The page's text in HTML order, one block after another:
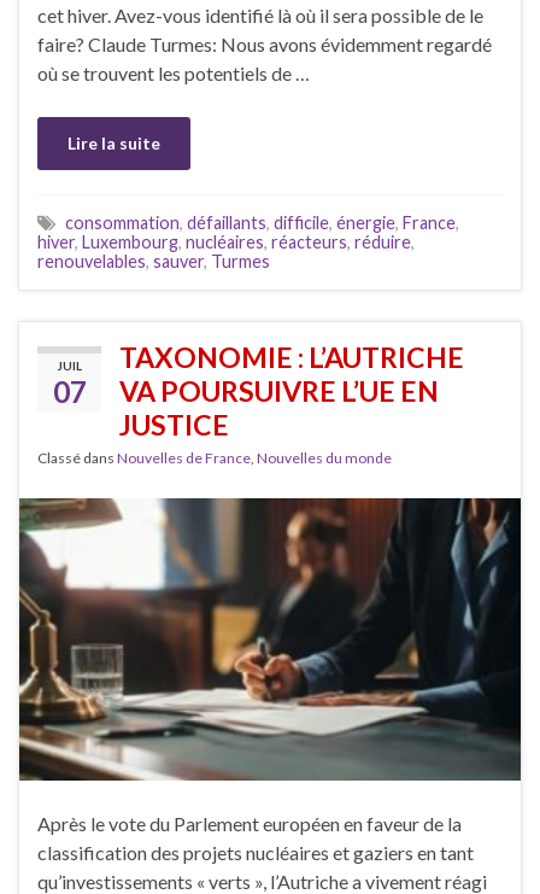
cet hiver. Avez-vous identifié là où il sera possible de le
faire? Claude Turmes: Nous avons évidemment regardé
où se trouvent les potentiels de …
Lire la suite
consommation, défaillants, difficile, énergie, France,
hiver, Luxembourg, nucléaires, réacteurs, réduire,
renouvelables, sauver, Turmes
JUIL
07
TAXONOMIE : L’AUTRICHE
VA POURSUIVRE L’UE EN
JUSTICE
Classé dans Nouvelles de France Nouvelles du monde
Après le vote du Parlement européen en faveur de la
classification des projets nucléaires et gaziers en tant
qu’investissements « verts », l’Autriche a vivement réagi